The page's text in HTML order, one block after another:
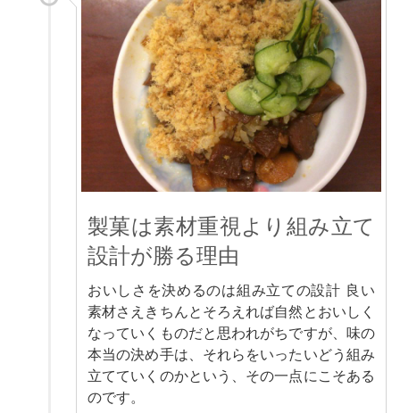
製菓は素材重視より組み立て
設計が勝る理由
おいしさを決めるのは組み立ての設計 良い
素材さえきちんとそろえれば自然とおいしく
なっていくものだと思われがちですが、味の
本当の決め手は、それらをいったいどう組み
立てていくのかという、その一点にこそある
のです。